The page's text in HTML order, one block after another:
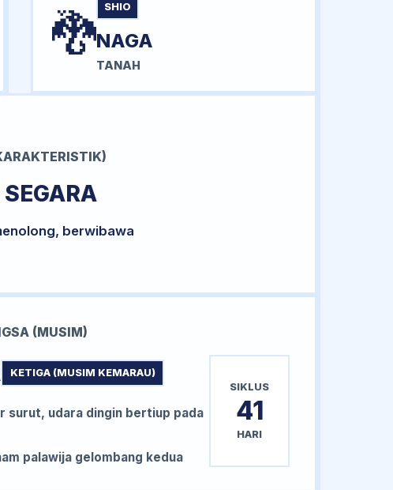
🐉 SHIO
NAGA
TANAH
berwibawa
(MUSIM)
KETIGA (MUSIM KEMARAU)
surut, udara dingin bertiup pada
palawija gelombang kedua
SIKLUS
41
HARI